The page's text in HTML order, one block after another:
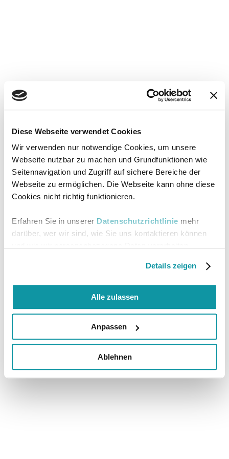
Diese Webseite verwendet Cookies
Wir verwenden nur notwendige Cookies, um unsere
Webseite nutzbar zu machen und Grundfunktionen wie
Seitennavigation und Zugriff auf sichere Bereiche der
Webseite zu ermöglichen. Die Webseite kann ohne diese
Cookies nicht richtig funktionieren.
Erfahren Sie in unserer Datenschutzrichtlinie mehr
darüber, wer wir sind, wie Sie uns kontaktieren können
Details zeigen
Alle zulassen
Anpassen
Ablehnen